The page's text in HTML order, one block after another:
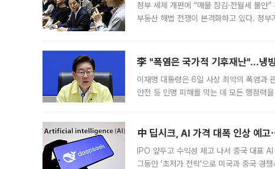
정부 세제 개편에 “매물 잠김·전월세 불안
부동산 해법 전쟁이 본격화하고 있다. 정
李 "폭염은 국가적 기후재난"…냉
이재명 대통령은 6일 사상 최악의 폭염과
안전 등 인명 피해를 막는 데 모든 행정력
中 딥시크, AI 가격 대폭 인상 예고
IPO 앞두고 수익성 제고 나서 중국 대표
그동안 ‘초저가 전략’으로 미국과 중국 경